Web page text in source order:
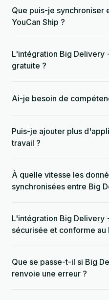
Que puis-je synchroniser
YouCan Ship ?
L'intégration Big Delivery
gratuite ?
Ai-je besoin de
Puis-je ajouter plus
travail ?
À quelle vitesse les
synchronisées entre Big
L'intégration Big Delivery
sécurisée et conforme au
Que se passe-t-il si Big
renvoie une erreur ?